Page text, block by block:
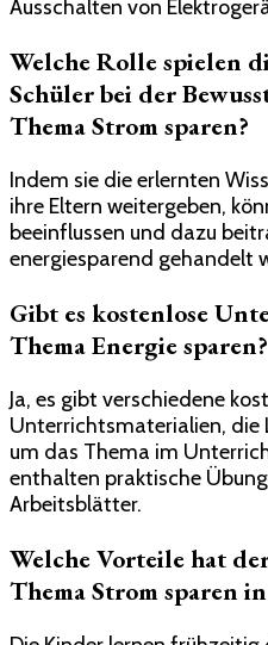
Ausschalten von
Welche Rolle spielen
Schüler bei der
Thema Strom sparen?
Indem sie die erlernten
ihre Eltern weitergeben,
beeinflussen und dazu
energiesparend gehandelt
Gibt es kostenlose
Thema Energie sparen?
Ja, es gibt verschiedene
Unterrichtsmaterialien, die
um das Thema im
enthalten praktische
Arbeitsblätter.
Welche Vorteile hat
Thema Strom sparen